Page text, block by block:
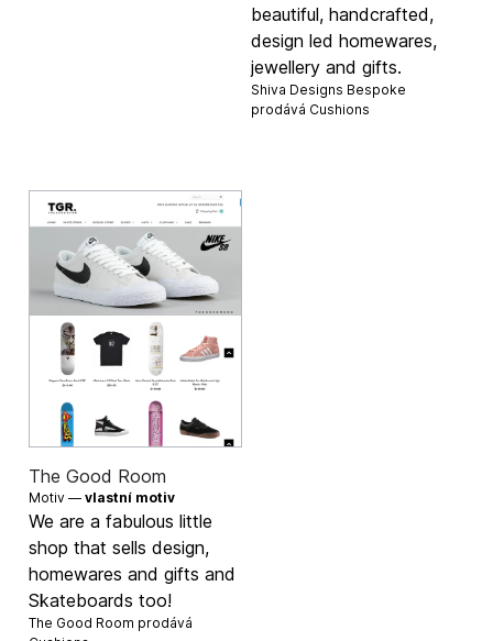
beautiful, handcrafted,
design led homewares,
jewellery and gifts.
Shiva Designs Bespoke
prodává Cushions
The Good Room
Motiv —vlastní motiv
We are a fabulous little
shop that sells design,
homewares and gifts and
Skateboards too!
The Good Room prodává